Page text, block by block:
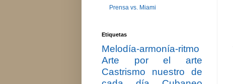
Prensa vs. Miami
Etiquetas
Melodía-armonía-ritmo
Arte por el arte
Castrismo nuestro de